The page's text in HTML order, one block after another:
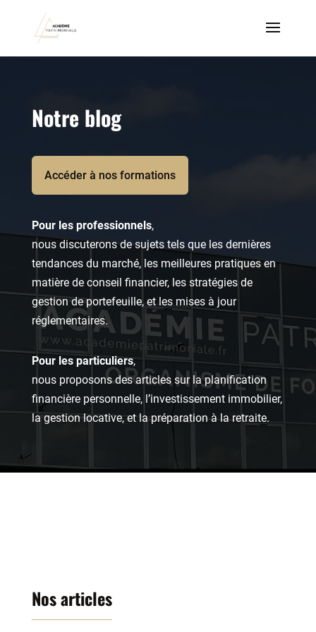
Notre blog
Accéder à nos formations
Pour les professionnels,
nous discuterons de sujets tels que les dernières
tendances du marché, les meilleures pratiques en
matière de conseil financier, les stratégies de
gestion de portefeuille, et les mises à jour
réglementaires.
Pour les particuliers,
nous proposons des articles sur la planification
financière personnelle, l’investissement immobilier,
la gestion locative, et la préparation à la retraite.
Nos articles